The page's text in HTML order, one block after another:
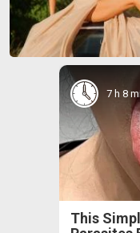
7 h 8
This